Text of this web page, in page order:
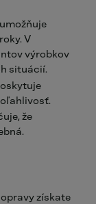
V
výrobkov
situácií.
že
získate